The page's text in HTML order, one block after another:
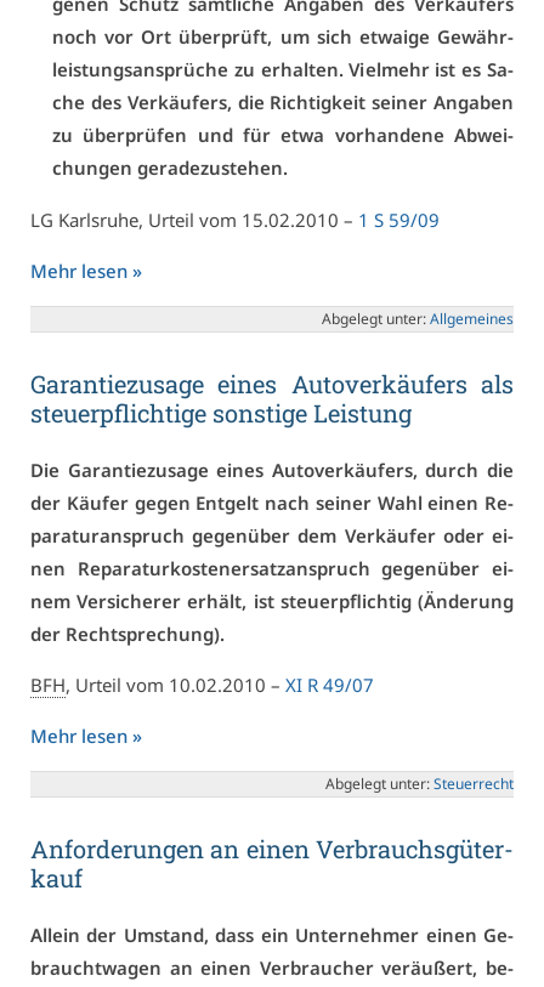
noch vor Ort über­prüft, um sich et­wai­ge Ge­währ­
leis­tungs­an­sprü­che zu er­hal­ten. Viel­mehr ist es Sa­
che des Ver­käu­fers, die Rich­tig­keit sei­ner An­ga­ben
zu über­prü­fen und für et­wa vor­han­de­ne Ab­wei­
chun­gen ge­ra­de­zu­ste­hen.
LG Karls­ru­he, Ur­teil vom 15.02.2010 – 1 S 59/09
Mehr le­sen »
Ab­ge­legt un­ter:All­ge­mei­nes
Ga­ran­tie­zu­sa­ge ei­nes Au­to­ver­käu­fers als
steu­er­pflich­ti­ge sons­ti­ge Leis­tung
Die Ga­ran­tie­zu­sa­ge ei­nes Au­to­ver­käu­fers, durch die
der Käu­fer ge­gen Ent­gelt nach sei­ner Wahl ei­nen Re­
pa­ra­turan­spruch ge­gen­über dem Ver­käu­fer oder ei­
nen Re­pa­ra­tur­kos­ten­er­satz­an­spruch ge­gen­über ei­
nem Ver­si­che­rer er­hält, ist steu­er­pflich­tig (Än­de­rung
der Recht­spre­chung).
BFH, Ur­teil vom 10.02.2010 – XI R 49/07
Mehr le­sen »
Ab­ge­legt un­ter:Steu­er­recht
An­for­de­run­gen an ei­nen Ver­brauchs­gü­ter­
kauf
Al­lein der Um­stand, dass ein Un­ter­neh­mer ei­nen Ge­
braucht­wa­gen an ei­nen Ver­brau­cher ver­äu­ßert, be­